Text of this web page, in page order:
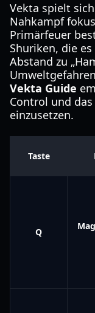
Vekta spielt
Nahkampf
Primärfeuer
Shuriken, die
Abstand zu
Vekta Guide
Control und
einzusetzen.
Taste
Q